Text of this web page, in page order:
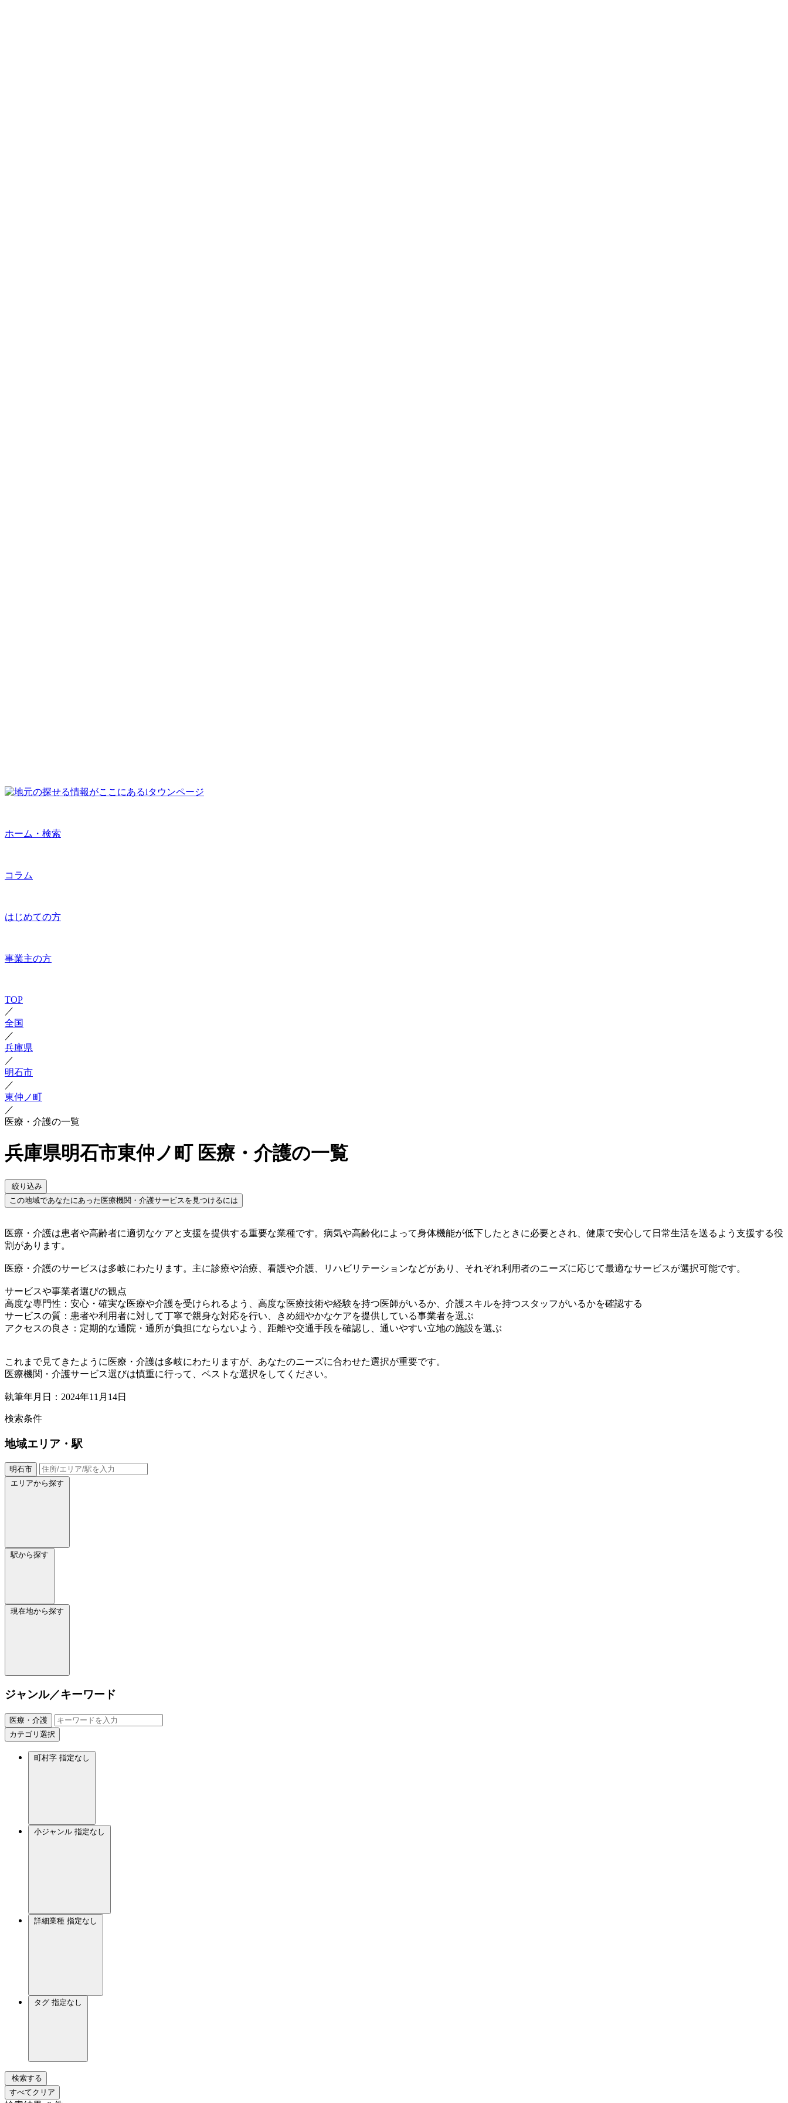
ホーム・検索
コラム
はじめての方
事業主の方
TOP
／
全国
／
兵庫県
／
明石市
／
東仲ノ町
／
医療・介護の一覧
兵庫県明石市東仲ノ町 医療・介護の一覧
絞り込み
この地域であなたにあった医療機関・介護サービスを見つけるには
医療・介護は患者や高齢者に適切なケアと支援を提供する重要な業種です。病気や高齢化によって身体機能が低下したときに必要とされ、健康で安心して日常生活を送るよう支援する役
割があります。
医療・介護のサービスは多岐にわたります。主に診療や治療、看護や介護、リハビリテーションなどがあり、それぞれ利用者のニーズに応じて最適なサービスが選択可能です。
サービスや事業者選びの観点
高度な専門性：安心・確実な医療や介護を受けられるよう、高度な医療技術や経験を持つ医師がいるか、介護スキルを持つスタッフがいるかを確認する
サービスの質：患者や利用者に対して丁寧で親身な対応を行い、きめ細やかなケアを提供している事業者を選ぶ
アクセスの良さ：定期的な通院・通所が負担にならないよう、距離や交通手段を確認し、通いやすい立地の施設を選ぶ
これまで見てきたように医療・介護は多岐にわたりますが、あなたのニーズに合わせた選択が重要です。
医療機関・介護サービス選びは慎重に行って、ベストな選択をしてください。
執筆年月日：2024年11月14日
検索条件
地域エリア・駅
明石市
エリアから探す
駅から探す
現在地から探す
ジャンル／キーワード
医療・介護
カテゴリ選択
町村字 指定なし
小ジャンル 指定なし
詳細業種 指定なし
タグ 指定なし
検索する
すべてクリア